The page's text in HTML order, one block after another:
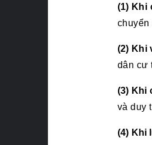
(1) Khi
chuyển
(2) Khi
dân cư
(3) Khi
và duy
(4) Khi